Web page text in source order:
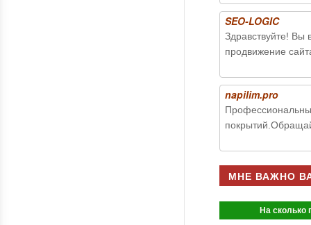
SEO-LOGIC
Здравствуйте! Вы
продвижение
napilim.pro
МНЕ ВАЖНО
На сколько